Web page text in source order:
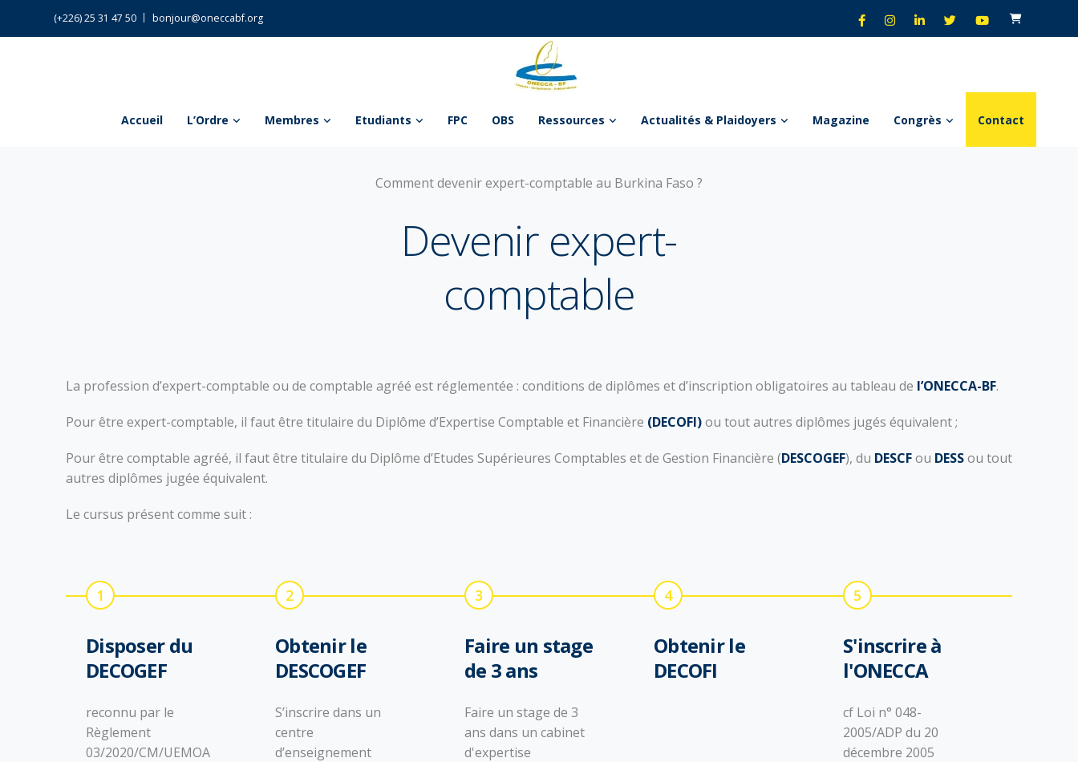
(+226) 25 31 47 50 bonjour@oneccabf.org
Accueil L’Ordre Membres Etudiants FPC OBS Ressources Actualités & Plaidoyers Magazine Congrès Contact
Comment devenir expert-comptable au Burkina Faso ?
Devenir expert-
comptable
La profession d’expert-comptable ou de comptable agréé est réglementée : conditions de diplômes et d’inscription obligatoires au tableau de l’ONECCA-BF.
Pour être expert-comptable, il faut être titulaire du Diplôme d’Expertise Comptable et Financière (DECOFI)ou tout autres diplômes jugés équivalent ;
Pour être comptable agréé, il faut être titulaire du Diplôme d’Etudes Supérieures Comptables et de Gestion Financière (DESCOGEF), du DESCFou DESSou tout
autres diplômes jugée équivalent.
Le cursus présent comme suit :
1
Disposer du
DECOGEF
reconnu par le
Règlement
03/2020/CM/UEMOA
2
Obtenir le
DESCOGEF
S’inscrire dans un
centre
d’enseignement
3
Faire un stage
de 3 ans
Faire un stage de 3
ans dans un cabinet
d'expertise
4
Obtenir le
DECOFI
5
S'inscrire à
l'ONECCA
cf Loi n° 048-
2005/ADP du 20
décembre 2005